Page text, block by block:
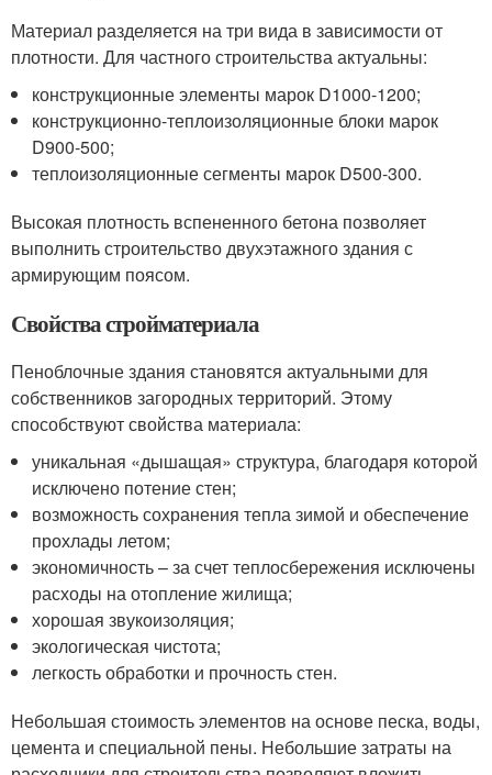
Материал разделяется на три вида в зависимости от
плотности. Для частного строительства актуальны:
конструкционные элементы марок D1000-1200;
конструкционно-теплоизоляционные блоки марок
D900-500;
теплоизоляционные сегменты марок D500-300.
Высокая плотность вспененного бетона позволяет
выполнить строительство двухэтажного здания с
армирующим поясом.
Свойства стройматериала
Пеноблочные здания становятся актуальными для
собственников загородных территорий. Этому
способствуют свойства материала:
уникальная «дышащая» структура, благодаря которой
исключено потение стен;
возможность сохранения тепла зимой и обеспечение
прохлады летом;
экономичность – за счет теплосбережения исключены
расходы на отопление жилища;
хорошая звукоизоляция;
экологическая чистота;
легкость обработки и прочность стен.
Небольшая стоимость элементов на основе песка, воды,
цемента и специальной пены. Небольшие затраты на